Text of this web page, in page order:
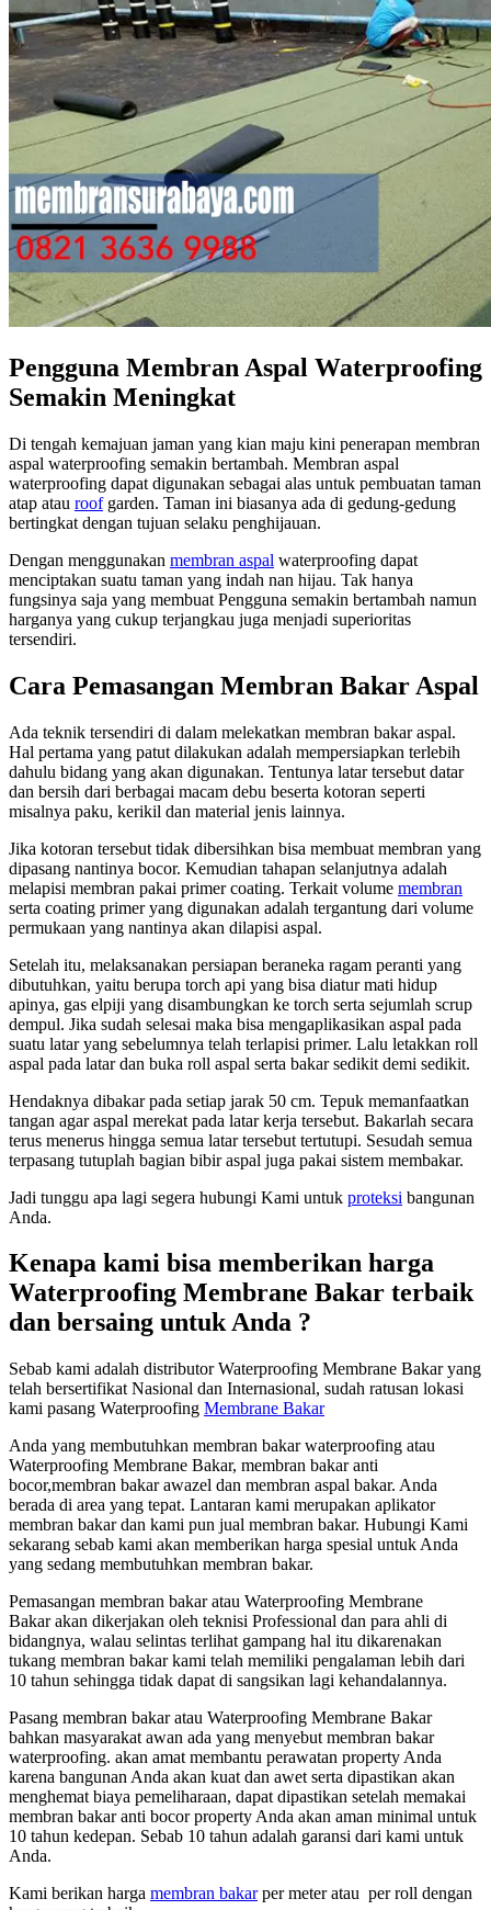
Pengguna Membran Aspal Waterproofing
Semakin Meningkat
Di tengah kemajuan jaman yang kian maju kini penerapan membran
aspal waterproofing semakin bertambah. Membran aspal
waterproofing dapat digunakan sebagai alas untuk pembuatan taman
atap atau roofgarden. Taman ini biasanya ada di gedung-gedung
bertingkat dengan tujuan selaku penghijauan.
Dengan menggunakan membran aspal waterproofing dapat
menciptakan suatu taman yang indah nan hijau. Tak hanya
fungsinya saja yang membuat Pengguna semakin bertambah namun
harganya yang cukup terjangkau juga menjadi superioritas
tersendiri.
Cara Pemasangan Membran Bakar Aspal
Ada teknik tersendiri di dalam melekatkan membran bakar aspal.
Hal pertama yang patut dilakukan adalah mempersiapkan terlebih
dahulu bidang yang akan digunakan. Tentunya latar tersebut datar
dan bersih dari berbagai macam debu beserta kotoran seperti
misalnya paku, kerikil dan material jenis lainnya.
Jika kotoran tersebut tidak dibersihkan bisa membuat membran yang
dipasang nantinya bocor. Kemudian tahapan selanjutnya adalah
melapisi membran pakai primer coating. Terkait volume membran
serta coating primer yang digunakan adalah tergantung dari volume
permukaan yang nantinya akan dilapisi aspal.
Setelah itu, melaksanakan persiapan beraneka ragam peranti yang
dibutuhkan, yaitu berupa torch api yang bisa diatur mati hidup
apinya, gas elpiji yang disambungkan ke torch serta sejumlah scrup
dempul. Jika sudah selesai maka bisa mengaplikasikan aspal pada
suatu latar yang sebelumnya telah terlapisi primer. Lalu letakkan roll
aspal pada latar dan buka roll aspal serta bakar sedikit demi sedikit.
Hendaknya dibakar pada setiap jarak 50 cm. Tepuk memanfaatkan
tangan agar aspal merekat pada latar kerja tersebut. Bakarlah secara
terus menerus hingga semua latar tersebut tertutupi. Sesudah semua
terpasang tutuplah bagian bibir aspal juga pakai sistem membakar.
Jadi tunggu apa lagi segera hubungi Kami untuk proteksi bangunan
Anda.
Kenapa kami bisa memberikan harga
Waterproofing Membrane Bakar terbaik
dan bersaing untuk Anda ?
Sebab kami adalah distributor Waterproofing Membrane Bakar yang
telah bersertifikat Nasional dan Internasional, sudah ratusan lokasi
kami pasang Waterproofing Membrane Bakar
Anda yang membutuhkan membran bakar waterproofing atau
Waterproofing Membrane Bakar, membran bakar anti
bocor,membran bakar awazel dan membran aspal bakar. Anda
berada di area yang tepat. Lantaran kami merupakan aplikator
membran bakar dan kami pun jual membran bakar. Hubungi Kami
sekarang sebab kami akan memberikan harga spesial untuk Anda
yang sedang membutuhkan membran bakar.
Pemasangan membran bakar atau Waterproofing Membrane
Bakar akan dikerjakan oleh teknisi Professional dan para ahli di
bidangnya, walau selintas terlihat gampang hal itu dikarenakan
tukang membran bakar kami telah memiliki pengalaman lebih dari
10 tahun sehingga tidak dapat di sangsikan lagi kehandalannya.
Pasang membran bakar atau Waterproofing Membrane Bakar
bahkan masyarakat awan ada yang menyebut membran bakar
waterproofing. akan amat membantu perawatan property Anda
karena bangunan Anda akan kuat dan awet serta dipastikan akan
menghemat biaya pemeliharaan, dapat dipastikan setelah memakai
membran bakar anti bocor property Anda akan aman minimal untuk
10 tahun kedepan. Sebab 10 tahun adalah garansi dari kami untuk
Anda.
Kami berikan harga membran bakarper meter atau per roll dengan